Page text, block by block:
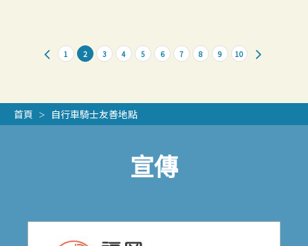
1 2 3 4 5 6 7 8 9 10
首頁 自行車騎士友善地點
宣傳